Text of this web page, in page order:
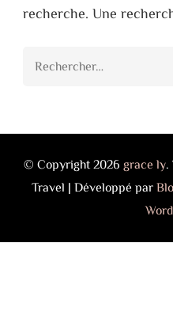
recherche. Une
© Copyright 2026 grace ly.
Travel | Développé par